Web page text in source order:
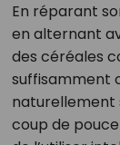
En réparant
en alternant
des céréales
suffisamment
naturellement
coup de